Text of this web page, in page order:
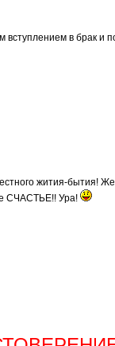
в брак и
жития-бытия!
СЧАСТЬЕ!! Ура!